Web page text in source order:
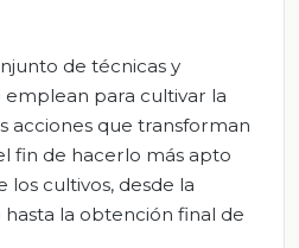
de técnicas y
para cultivar la
acciones que transforman
fin de hacerlo más apto
cultivos, desde la
la obtención final de